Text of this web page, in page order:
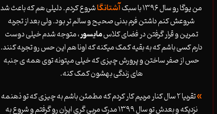
من یوگا رو سال ۱۳۹۶ با سبک آشتانگاشروع کردم. دلیلی هم که باعث شد
شروعش کنم داشتن فرم بدنی صحیح و سالم تر بود. ولی بعد از تجربه
تمرین و قرار گرفتن در فضای کلاسمایسور، متوجه شدم خیلی دوست
دارم کسی باشم که به بقیه کمک میکنه که اونا هم این حس رو تجربه کنند.
حس از صفر ساختن و پرورش چیزی که خیلی میتونه توی همه ی جنبه
های زندگی بهشون کمک کنه.
»
تقربیا ۲ سال کنار مربیم کار کردم که مطمئن باشم به چیزی که تو ذهنمه
نزدیکه و بعدش تو سال ۱۳۹۹ مدرک مربی گری ایران رو گرفتم و شروع به